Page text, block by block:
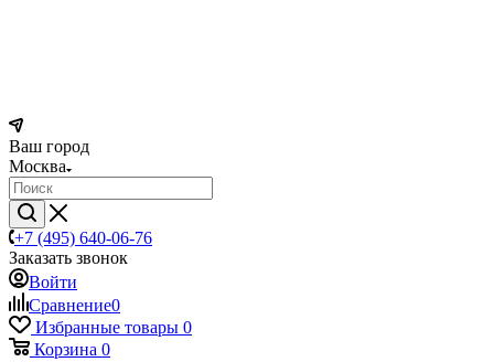
Ваш город
Москва
+7 (495) 640-06-76
Заказать звонок
Войти
Сравнение0
Избранные товары 0
Корзина 0